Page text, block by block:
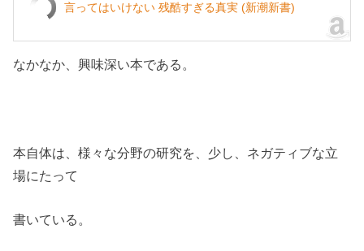
言ってはいけない 残酷すぎる真実 (新潮新書)
なかなか、興味深い本である。
本自体は、様々な分野の研究を、少し、ネガティブな立
場にたって
書いている。